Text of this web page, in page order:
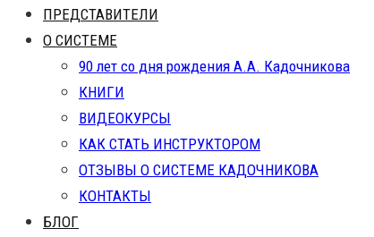
ПРЕДСТАВИТЕЛИ
О СИСТЕМЕ
90 лет со дня рождения А.А. Кадочникова
КНИГИ
ВИДЕОКУРСЫ
КАК СТАТЬ ИНСТРУКТОРОМ
ОТЗЫВЫ О СИСТЕМЕ КАДОЧНИКОВА
КОНТАКТЫ
БЛОГ